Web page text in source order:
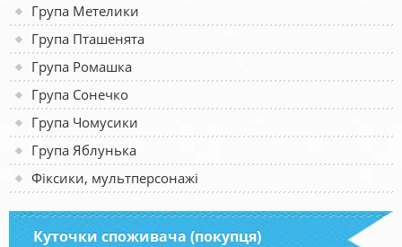
Група Метелики
Група Пташенята
Група Ромашка
Група Сонечко
Група Чомусики
Група Яблунька
Фіксики, мультперсонажі
Куточки споживача (покупця)